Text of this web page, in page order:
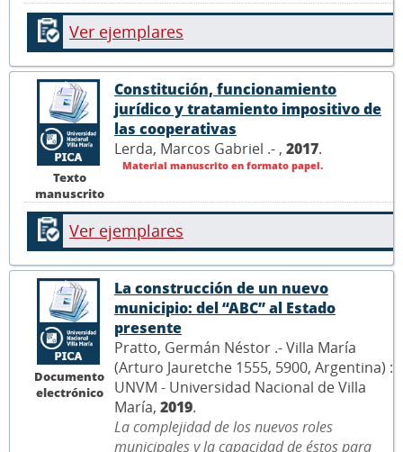
Ver ejemplares
Texto
manuscrito
Constitución, funcionamiento
jurídico y tratamiento impositivo de
las cooperativas
Lerda, Marcos Gabriel .- , 2017.
Material manuscrito en formato papel.
Ver ejemplares
Documento
electrónico
La construcción de un nuevo
municipio: del “ABC” al Estado
presente
Pratto, Germán Néstor .- Villa María
(Arturo Jauretche 1555, 5900, Argentina) :
UNVM - Universidad Nacional de Villa
María, 2019.
La complejidad de los nuevos roles
municipales y la capacidad de éstos para